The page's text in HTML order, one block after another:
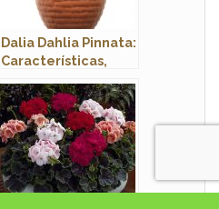
Dalia Dahlia Pinnata:
Características,
Fotos